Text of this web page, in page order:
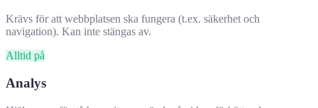
Krävs för att webbplatsen ska fungera (t.ex. säkerhet och
navigation). Kan inte stängas av.
Alltid på
Analys